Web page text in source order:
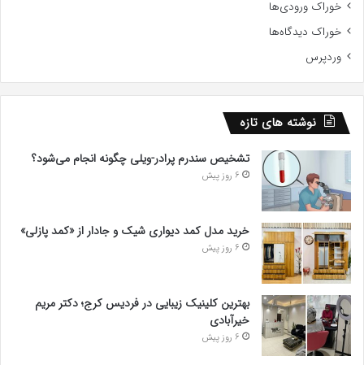
خوراک ورودی‌ها
خوراک دیدگاه‌ها
وردپرس
نوشته های تازه
تشخیص سندرم پرادر-ویلی چگونه انجام می‌شود؟
6 روز پیش
خرید مدل کمد دیواری شیک و جادار از «کمد پازلی»
6 روز پیش
بهترین کلینیک زیبایی در فردیس کرج؛ دکتر مریم
خیرآبادی
6 روز پیش